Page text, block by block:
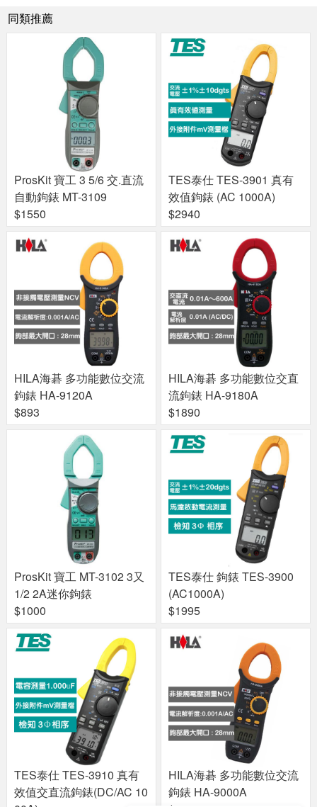
同類推薦
ProsKit 寶工 3 5/6 交.直流
自動鉤錶 MT-3109
$1550
TES泰仕 TES-3901 真有
效值鉤錶 (AC 1000A)
$2940
HILA海碁 多功能數位交流
鉤錶 HA-9120A
$893
HILA海碁 多功能數位交直
流鉤錶 HA-9180A
$1890
ProsKit 寶工 MT-3102 3又
1/2 2A迷你鉤錶
$1000
TES泰仕 鉤錶 TES-3900
(AC1000A)
$1995
TES泰仕 TES-3910 真有
效值交直流鉤錶(DC/AC 10
HILA海碁 多功能數位交流
鉤錶 HA-9000A